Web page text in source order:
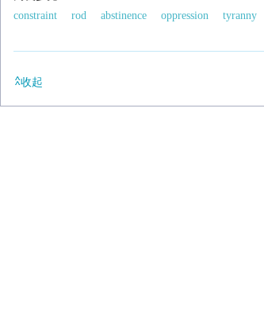
constraint
rod abstinence oppression
tyranny
收起